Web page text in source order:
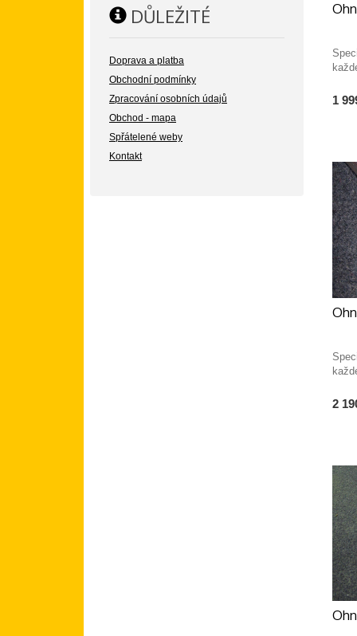
1
2
DŮLEŽITÉ
Doprava a platba
Obchodní podmínky
Zpracování osobních údajů
Obchod - mapa
Spřátelené weby
Kontakt